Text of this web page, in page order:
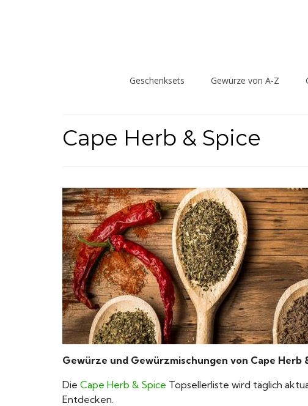
Geschenksets Gewürze von A-Z
Cape Herb & Spice
Gewürze und Gewürzmischungen von Cape
Die Cape Herb & Spice Topsellerliste wird täglich
Entdecken.